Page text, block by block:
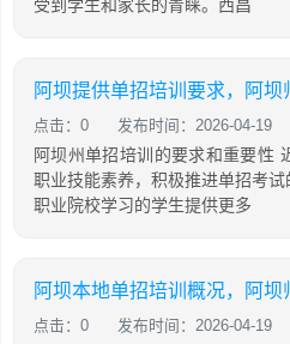
受到学生和家长的青睐。西昌
点击：0 发布时间：2026-04-19
阿坝州单招培训的要求和重要性
职业技能素养，积极推进单招考
职业院校学习的学生提供更多
点击：0 发布时间：2026-04-19